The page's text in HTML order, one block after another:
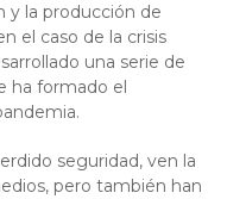
y la producción de
el caso de la crisis
una serie de
ha formado el
seguridad, ven la
pero también han